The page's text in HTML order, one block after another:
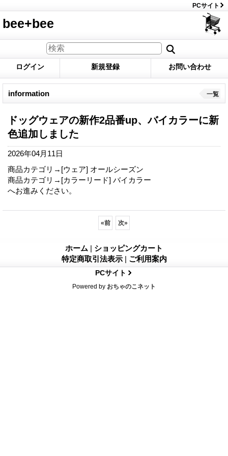
PCサイト
bee+bee
ログイン 新規登録 お問い合わせ
information 一覧
ドッグウェアの新作2品番up、バイカラーに新
色追加しました
2026年04月11日
商品カテゴリ→[ウェア] オールシーズン
商品カテゴリ→[カラーリード] バイカラー
へお進みください。
«前 次»
ホーム | ショッピングカート
特定商取引法表示 | ご利用案内
PCサイト
Powered by おちゃのこネット